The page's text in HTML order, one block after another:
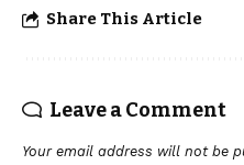
Share This Article
Leave a Comment
Your email address will not be